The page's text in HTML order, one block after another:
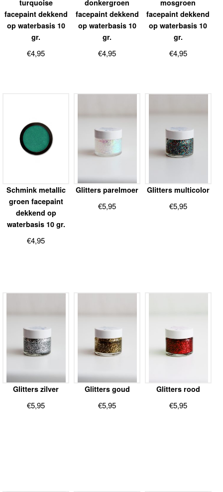
turquoise
facepaint dekkend
op waterbasis 10
gr.
€4,95
donkergroen
facepaint dekkend
op waterbasis 10
gr.
€4,95
mosgroen
facepaint dekkend
op waterbasis 10
gr.
€4,95
Schmink metallic
groen facepaint
dekkend op
waterbasis 10 gr.
€4,95
Glitters parelmoer
€5,95
Glitters multicolor
€5,95
Glitters zilver
€5,95
Glitters goud
€5,95
Glitters rood
€5,95